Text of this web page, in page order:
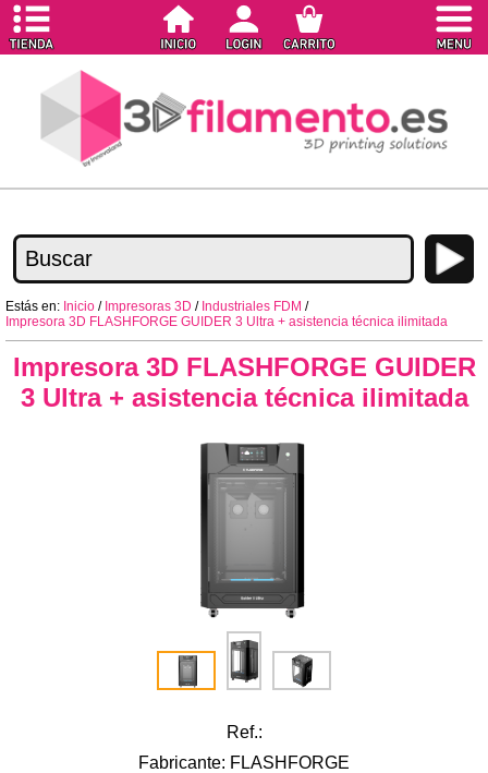
Estás en: Inicio / Impresoras 3D / Industriales FDM /
Impresora 3D FLASHFORGE GUIDER 3 Ultra + asistencia técnica ilimitada
Impresora 3D FLASHFORGE GUIDER
3 Ultra + asistencia técnica ilimitada
Ref.:
Fabricante: FLASHFORGE